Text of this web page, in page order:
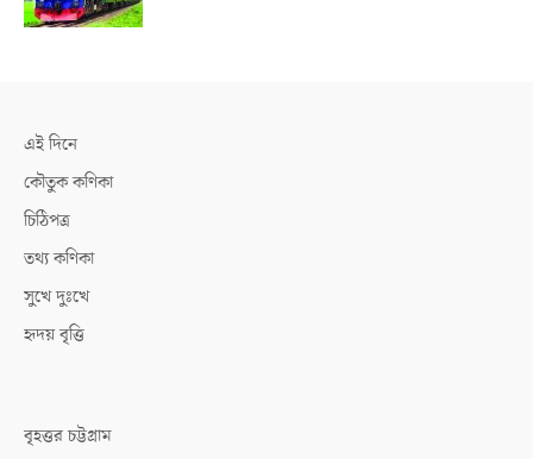
এই দিনে
কৌতুক কণিকা
চিঠিপত্র
তথ্য কণিকা
সুখে দুঃখে
হৃদয় বৃত্তি
বৃহত্তর চট্টগ্রাম